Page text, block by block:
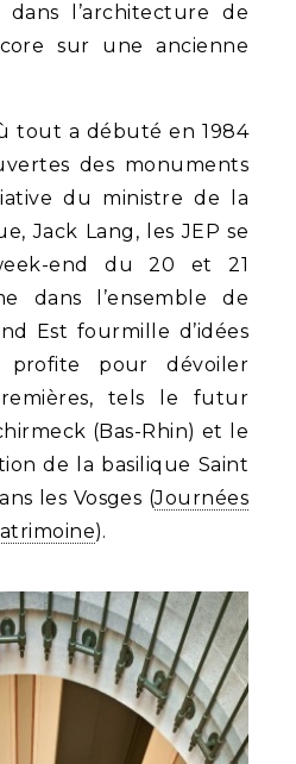
dans l’architecture de
sur une ancienne
tout a débuté en 1984
des monuments
du ministre de la
Jack Lang, les JEP se
end du 20 et 21
dans l’ensemble de
Est fourmille d’idées
pour dévoiler
tels le futur
(Bas-Rhin) et le
de la basilique Saint
les Vosges (Journées
).